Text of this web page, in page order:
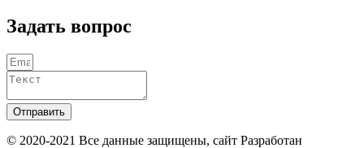
Задать вопрос
Отправить
© 2020-2021 Вcе данные защищены, сайт Разработан